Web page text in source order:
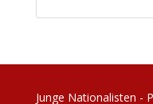
Junge Nationalisten -